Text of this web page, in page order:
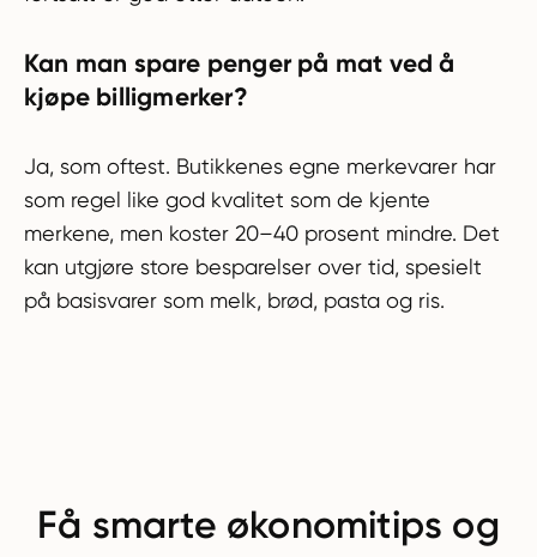
Kan man spare penger på mat ved å
kjøpe billigmerker?
Ja, som oftest. Butikkenes egne merkevarer har
som regel like god kvalitet som de kjente
merkene, men koster 20–40 prosent mindre. Det
kan utgjøre store besparelser over tid, spesielt
på basisvarer som melk, brød, pasta og ris.
Få smarte økonomitips og